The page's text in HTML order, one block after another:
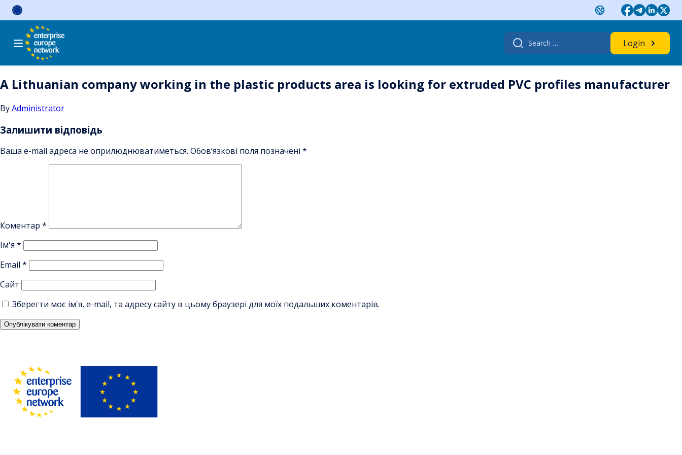
Skip
Search
for:
Login
A Lithuanian company working in the plastic products area is looking for extruded PVC profiles manufacturer
ByAdministrator
Залишити відповідь
Ваша e-mail адреса не оприлюднюватиметься. Обов’язкові поля позначені *
Коментар *
Ім'я *
Email *
Сайт
Зберегти моє ім'я, e-mail, та адресу сайту в цьому браузері для моїх подальших коментарів.